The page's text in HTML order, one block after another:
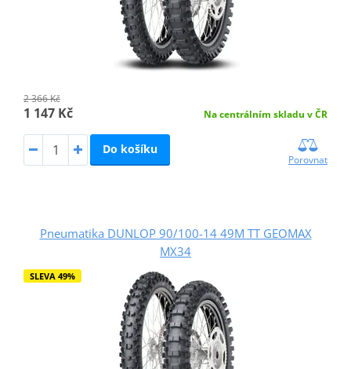
2 366 Kč
1 147 Kč Na centrálním skladu v ČR
Do košíku
Porovnat
Pneumatika DUNLOP 90/100-14 49M TT GEOMAX
MX34
SLEVA 49%